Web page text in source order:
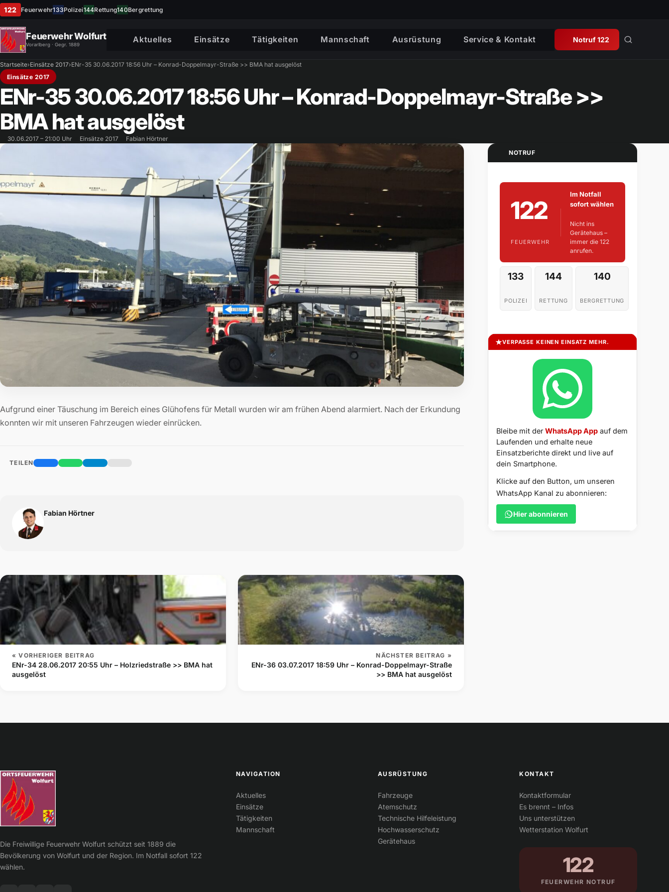
122 Feuerwehr133Polizei144Rettung140Bergrettung
Feuerwehr Wolfurt
Vorarlberg · Gegr. 1889
Aktuelles Einsätze Tätigkeiten Mannschaft Ausrüstung Service & Kontakt Notruf 122
Startseite›Einsätze 2017›ENr-35 30.06.2017 18:56 Uhr – Konrad-Doppelmayr-Straße >> BMA hat ausgelöst
Einsätze 2017
ENr-35 30.06.2017 18:56 Uhr – Konrad-Doppelmayr-Straße >>
BMA hat ausgelöst
30.06.2017 – 21:00 Uhr Einsätze 2017 Fabian Hörtner
Aufgrund einer Täuschung im Bereich eines Glühofens für Metall wurden wir am frühen Abend alarmiert. Nach der Erkundung
konnten wir mit unseren Fahrzeugen wieder einrücken.
TEILEN
Fabian Hörtner
« VORHERIGER BEITRAG
ENr-34 28.06.2017 20:55 Uhr – Holzriedstraße >> BMA hat
ausgelöst
NÄCHSTER BEITRAG »
ENr-36 03.07.2017 18:59 Uhr – Konrad-Doppelmayr-Straße
>> BMA hat ausgelöst
NOTRUF
122
FEUERWEHR
Im Notfall
sofort wählen
Nicht ins
Gerätehaus –
immer die 122
anrufen.
133
POLIZEI
144
RETTUNG
140
BERGRETTUNG
VERPASSE KEINEN EINSATZ MEHR.
Bleibe mit derWhatsApp App auf dem
Laufenden und erhalte neue
Einsatzberichte direkt und live auf
dein Smartphone.
Klicke auf den Button, um unseren
WhatsApp Kanal zu abonnieren:
Hier abonnieren
Die Freiwillige Feuerwehr Wolfurt schützt seit 1889 die
Bevölkerung von Wolfurt und der Region. Im Notfall sofort 122
wählen.
NAVIGATION
Aktuelles
Einsätze
Tätigkeiten
Mannschaft
AUSRÜSTUNG
Fahrzeuge
Atemschutz
Technische Hilfeleistung
Hochwasserschutz
Gerätehaus
KONTAKT
Kontaktformular
Es brennt – Infos
Uns unterstützen
Wetterstation Wolfurt
122
FEUERWEHR NOTRUF